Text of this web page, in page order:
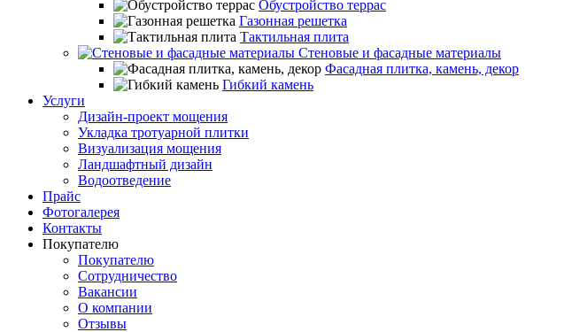
Обустройство террас
Газонная решетка
Тактильная плита
Стеновые и фасадные материалы
Фасадная плитка, камень, декор
Гибкий камень
Услуги
Дизайн-проект мощения
Укладка тротуарной плитки
Визуализация мощения
Ландшафтный дизайн
Водоотведение
Прайс
Фотогалерея
Контакты
Покупателю
Покупателю
Сотрудничество
Вакансии
О компании
Отзывы